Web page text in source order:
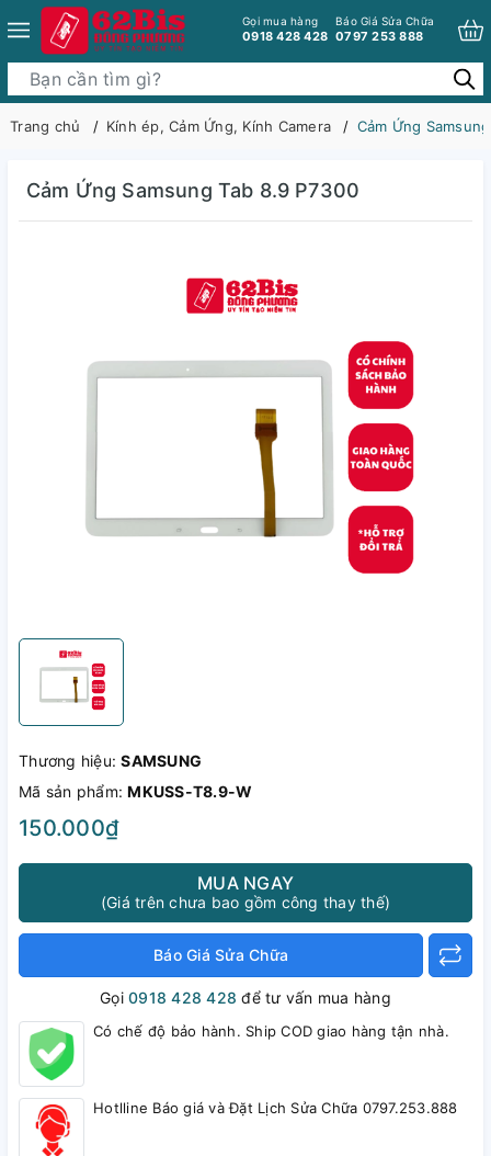
Gọi mua hàng
0918 428 428
Báo Giá Sửa Chữa
0797 253 888
Trang chủ Kính ép, Cảm Ứng, Kính Camera Cảm Ứng
Cảm Ứng Samsung Tab 8.9 P7300
Thương hiệu:SAMSUNG
Mã sản phẩm:MKUSS-T8.9-W
150.000₫
MUA NGAY
(Giá trên chưa bao gồm công thay thế)
Báo Giá Sửa Chữa
Gọi0918 428 428 để tư vấn mua hàng
Có chế độ bảo hành. Ship COD giao hàng tận nhà.
Hotlline Báo giá và Đặt Lịch Sửa Chữa 0797.253.888